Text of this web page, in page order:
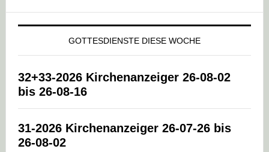
GOTTESDIENSTE DIESE WOCHE
32+33-2026 Kirchenanzeiger 26-08-02
bis 26-08-16
31-2026 Kirchenanzeiger 26-07-26 bis
26-08-02